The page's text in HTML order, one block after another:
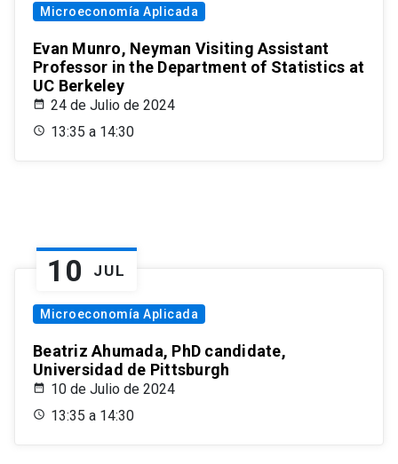
Microeconomía Aplicada
Evan Munro, Neyman Visiting Assistant
Professor in the Department of Statistics at
UC Berkeley
24 de Julio de 2024
13:35 a 14:30
10 JUL
Microeconomía Aplicada
Beatriz Ahumada, PhD candidate,
Universidad de Pittsburgh
10 de Julio de 2024
13:35 a 14:30